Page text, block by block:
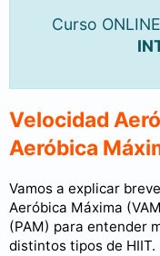
Curso
Velocidad
Aeróbica
Vamos a explicar
Aeróbica Máxima
(PAM) para entender
distintos tipos de HIIT.